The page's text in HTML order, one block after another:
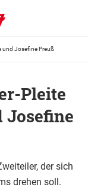
und Josefine Preuß
Pleite
Josefine
der sich
drehen soll.